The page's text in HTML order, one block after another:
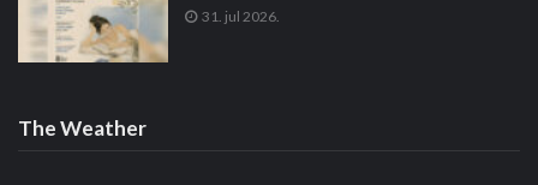
31. jul 2026.
The Weather